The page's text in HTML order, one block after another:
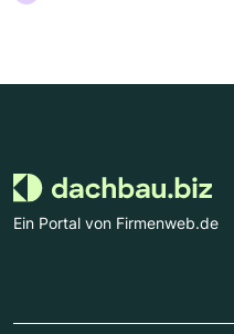
Ein Portal von Firmenweb.de